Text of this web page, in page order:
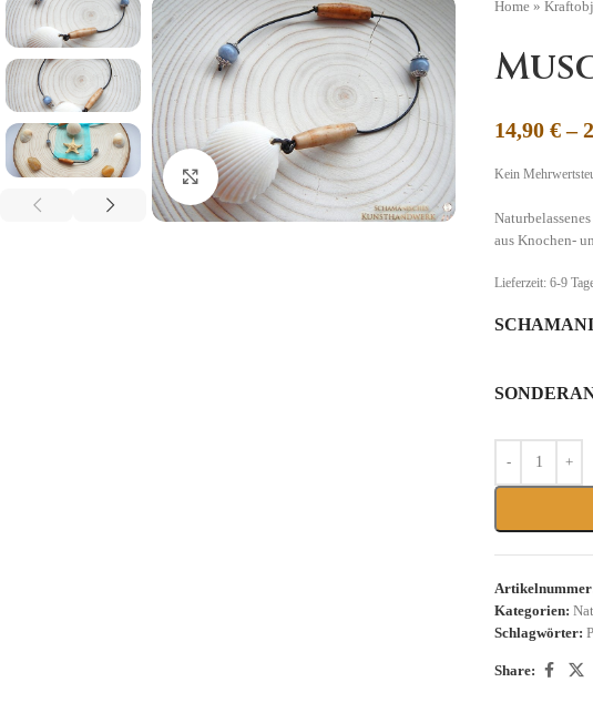
Click to enlarge
Home »
14,90€–
Kein
aus Knochen-
Lieferzeit:6-9
Kategorien:
Schlagwörter:
Share: